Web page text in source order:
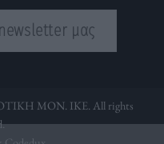
μας
ΜΟΝ. ΙΚΕ. All rights